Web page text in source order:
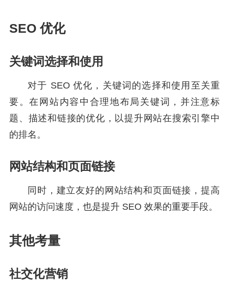
SEO 优化
关键词选择和使用
对于 SEO 优化，关键词的选择和使用至关重
要。在网站内容中合理地布局关键词，并注意标
题、描述和链接的优化，以提升网站在搜索引擎中
的排名。
网站结构和页面链接
同时，建立友好的网站结构和页面链接，提高
网站的访问速度，也是提升 SEO 效果的重要手段。
其他考量
社交化营销